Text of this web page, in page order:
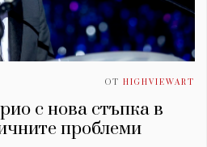
ОТ HIGHVIEWART
с нова стъпка в
проблеми